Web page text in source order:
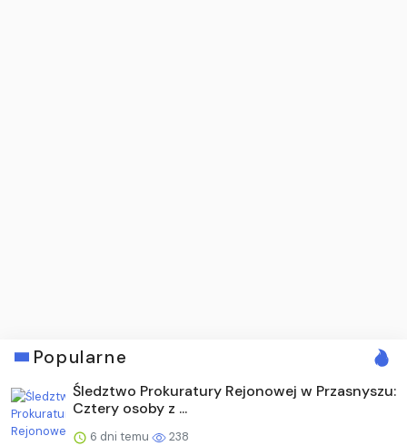
Popularne
Śledztwo Prokuratury Rejonowej w Przasnyszu:
Cztery osoby z ...
6 dni temu 238